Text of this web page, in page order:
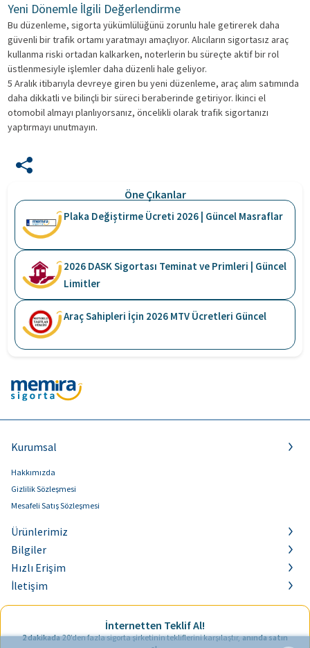
İnternetten Teklif Al!
2 dakikada 20’den fazla sigorta şirketinin tekliflerini karşılaştır, anında satın
Yeni Dönemle İlgili Değerlendirme
Bu düzenleme, sigorta yükümlülüğünü zorunlu hale getirerek daha
güvenli bir trafik ortamı yaratmayı amaçlıyor. Alıcıların sigortasız araç
kullanma riski ortadan kalkarken, noterlerin bu süreçte aktif bir rol
üstlenmesiyle işlemler daha düzenli hale geliyor.
5 Aralık itibarıyla devreye giren bu yeni düzenleme, araç alım satımında
daha dikkatli ve bilinçli bir süreci beraberinde getiriyor. İkinci el
otomobil almayı planlıyorsanız, öncelikli olarak trafik sigortanızı
yaptırmayı unutmayın.
Öne Çıkanlar
Plaka Değiştirme Ücreti 2026 | Güncel Masraflar
2026 DASK Sigortası Teminat ve Primleri | Güncel
Limitler
Araç Sahipleri İçin 2026 MTV Ücretleri Güncel
Kurumsal
Hakkımızda
Gizlilik Sözleşmesi
Mesafeli Satış Sözleşmesi
Ürünlerimiz
Bilgiler
Hızlı Erişim
İletişim